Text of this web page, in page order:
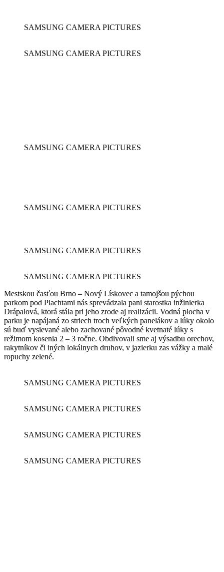
SAMSUNG CAMERA PICTURES
SAMSUNG CAMERA PICTURES
SAMSUNG CAMERA PICTURES
SAMSUNG CAMERA PICTURES
SAMSUNG CAMERA PICTURES
SAMSUNG CAMERA PICTURES
Mestskou časťou Brno – Nový Lískovec a tamojšou pýchou
parkom pod Plachtami nás sprevádzala pani starostka inžinierka
Drápalová, ktorá stála pri jeho zrode aj realizácii. Vodná plocha v
parku je napájaná zo striech troch veľkých panelákov a lúky okolo
sú buď vysievané alebo zachované pôvodné kvetnaté lúky s
režimom kosenia 2 – 3 ročne. Obdivovali sme aj výsadbu orechov,
rakytníkov či iných lokálnych druhov, v jazierku zas vážky a malé
ropuchy zelené.
SAMSUNG CAMERA PICTURES
SAMSUNG CAMERA PICTURES
SAMSUNG CAMERA PICTURES
SAMSUNG CAMERA PICTURES